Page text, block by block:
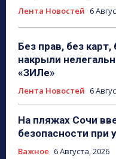
Лента Новостей 6
Без прав, без
накрыли
«ЗИЛе»
Лента Новостей 6
На пляжах Сочи
безопасности при
Важное 6 Августа, 2026